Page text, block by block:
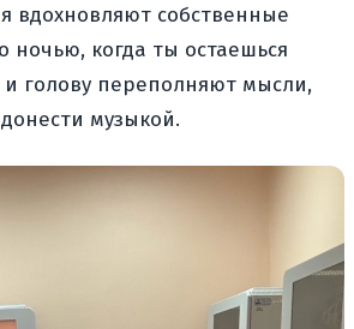
вдохновляют собственные
ночью, когда ты остаешься
и голову переполняют мысли,
музыкой.